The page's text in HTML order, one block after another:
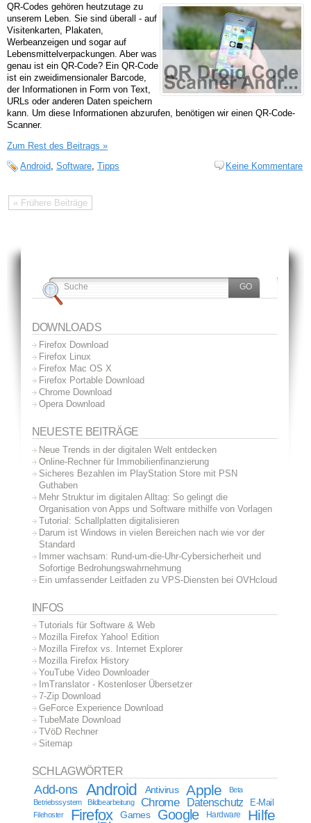
QR-Codes gehören heutzutage zu
unserem Leben. Sie sind überall - auf
Visitenkarten, Plakaten,
Werbeanzeigen und sogar auf
Lebensmittelverpackungen. Aber was
genau ist ein QR-Code? Ein QR-Code
ist ein zweidimensionaler Barcode,
der Informationen in Form von Text,
URLs oder anderen Daten speichern
kann. Um diese Informationen abzurufen, benötigen wir einen QR-Code-
Scanner.
Zum Rest des Beitrags »
Android, Software, Tipps Keine Kommentare
« Frühere Beiträge
DOWNLOADS
Firefox Download
Firefox Linux
Firefox Mac OS X
Firefox Portable Download
Chrome Download
Opera Download
NEUESTE BEITRÄGE
Neue Trends in der digitalen Welt entdecken
Online-Rechner für Immobilienfinanzierung
Sicheres Bezahlen im PlayStation Store mit PSN
Guthaben
Mehr Struktur im digitalen Alltag: So gelingt die
Organisation von Apps und Software mithilfe von Vorlagen
Tutorial: Schallplatten digitalisieren
Darum ist Windows in vielen Bereichen nach wie vor der
Standard
Immer wachsam: Rund-um-die-Uhr-Cybersicherheit und
Sofortige Bedrohungswahrnehmung
Ein umfassender Leitfaden zu VPS-Diensten bei OVHcloud
INFOS
Tutorials für Software & Web
Mozilla Firefox Yahoo! Edition
Mozilla Firefox vs. Internet Explorer
Mozilla Firefox History
YouTube Video Downloader
ImTranslator - Kostenloser Übersetzer
7-Zip Download
GeForce Experience Download
TubeMate Download
TVöD Rechner
Sitemap
SCHLAGWÖRTER
Add-ons Android Antivirus Apple
Beta
Betriebssystem
Bildbearbeitung Chrome Datenschutz E-Mail
Filehoster Firefox Games Google Hardware Hilfe